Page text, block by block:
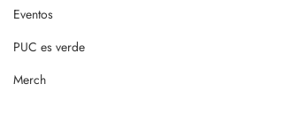
Eventos
PUC es verde
Merch